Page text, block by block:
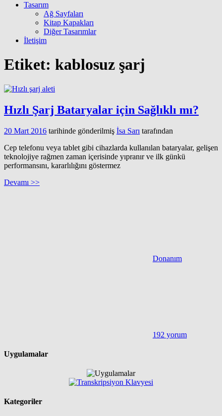
Tasarım
Ağ Sayfaları
Kitap Kapakları
Diğer Tasarımlar
İletişim
Etiket: kablosuz şarj
Hızlı Şarj Bataryalar için Sağlıklı mı?
20 Mart 2016 tarihinde gönderilmiş İsa Sarı tarafından
Cep telefonu veya tablet gibi cihazlarda kullanılan bataryalar, gelişen
teknolojiye rağmen zaman içerisinde yıpranır ve ilk günkü
performansını, kararlılığını göstermez
Devamı >>
Donanım
192 yorum
Uygulamalar
Kategoriler